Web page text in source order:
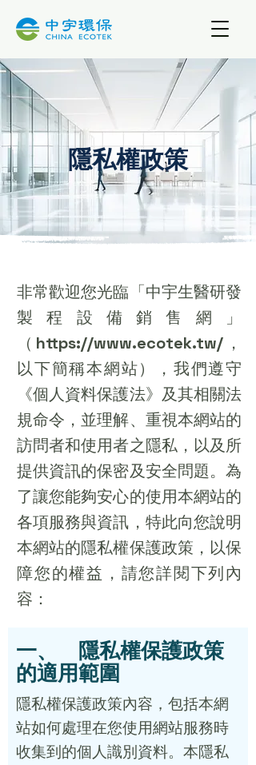
隱私權政策
非常歡迎您光臨「中宇生醫研發
製程設備銷售網」
（ https://www.ecotek.tw/，
以下簡稱本網站），我們遵守
《個人資料保護法》及其相關法
規命令，並理解、重視本網站的
訪問者和使用者之隱私，以及所
提供資訊的保密及安全問題。為
了讓您能夠安心的使用本網站的
各項服務與資訊，特此向您說明
本網站的隱私權保護政策，以保
障您的權益，請您詳閱下列內
容：
一、 隱私權保護政策
的適用範圍
隱私權保護政策內容，包括本網
站如何處理在您使用網站服務時
收集到的個人識別資料。本隱私